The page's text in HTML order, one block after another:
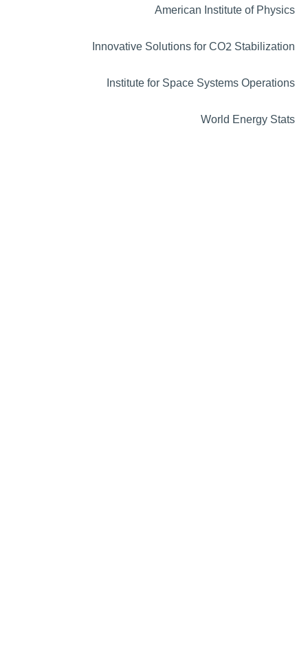
American Institute of Physics
Innovative Solutions for CO2 Stabilization
Institute for Space Systems Operations
World Energy Stats